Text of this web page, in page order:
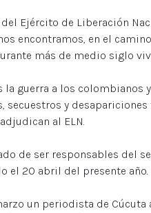
Ejército de Liberación
encontramos, en el
más de medio siglo
la guerra a los colombianos
secuestros y
al ELN.
de ser responsables del
el 20 abril del presente año.
un periodista de Cúcuta